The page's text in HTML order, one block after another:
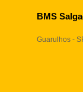
BMS
Guarulhos -